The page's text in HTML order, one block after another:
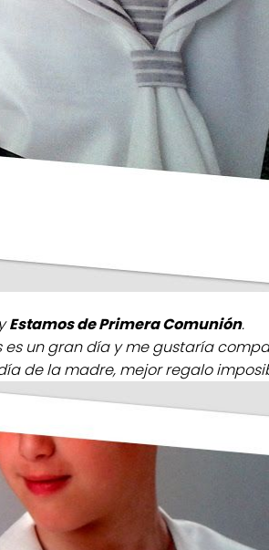
Estamos de Primera Comunión.
un gran día y me gustaría
de la madre, mejor regalo